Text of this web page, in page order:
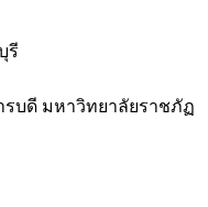
รี
บดี มหาวิทยาลัยราชภัฏ